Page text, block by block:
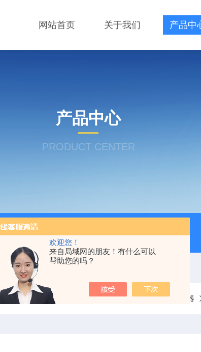
欢迎您！
来自局域网的朋友！有什么可以
帮助您的吗？
网站首页 关于我们 产品中
产品中心
PRODUCT CENTER
图技GL240存储记录仪/数据采集记录器
当前位置： 首页 产品中心 实验室仪器